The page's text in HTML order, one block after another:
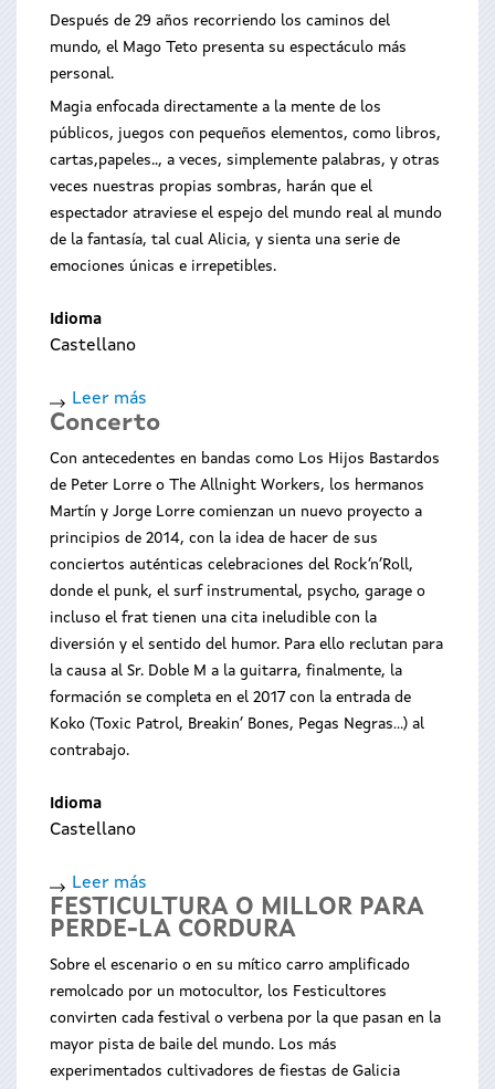
luz
da
Después de 29 años recorriendo los caminos del
mundo, el Mago Teto presenta su espectáculo más
personal.
Magia enfocada directamente a la mente de los
públicos, juegos con pequeños elementos, como libros,
cartas,papeles.., a veces, simplemente palabras, y otras
veces nuestras propias sombras, harán que el
espectador atraviese el espejo del mundo real al mundo
de la fantasía, tal cual Alicia, y sienta una serie de
emociones únicas e irrepetibles.
Idioma
Castellano
Leer más
Pequenas
grandes
maxias
Concerto
Con antecedentes en bandas como Los Hijos Bastardos
de Peter Lorre o The Allnight Workers, los hermanos
Martín y Jorge Lorre comienzan un nuevo proyecto a
principios de 2014, con la idea de hacer de sus
conciertos auténticas celebraciones del Rock’n’Roll,
donde el punk, el surf instrumental, psycho, garage o
incluso el frat tienen una cita ineludible con la
diversión y el sentido del humor. Para ello reclutan para
la causa al Sr. Doble M a la guitarra, finalmente, la
formación se completa en el 2017 con la entrada de
Koko (Toxic Patrol, Breakin’ Bones, Pegas Negras…) al
contrabajo.
Idioma
Castellano
Leer más
Concerto
FESTICULTURA O MILLOR PARA
PERDE-LA CORDURA
Sobre el escenario o en su mítico carro amplificado
remolcado por un motocultor, los Festicultores
convirten cada festival o verbena por la que pasan en la
mayor pista de baile del mundo. Los más
experimentados cultivadores de fiestas de Galicia